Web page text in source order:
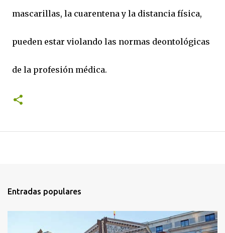
mascarillas, la cuarentena y la distancia física,
pueden estar violando las normas deontológicas
de la profesión médica.
Entradas populares